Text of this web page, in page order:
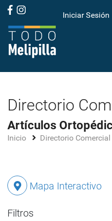
Iniciar Sesión
Directorio
Artículos
Inicio Directorio Comercial
Mapa Interactivo
Filtros